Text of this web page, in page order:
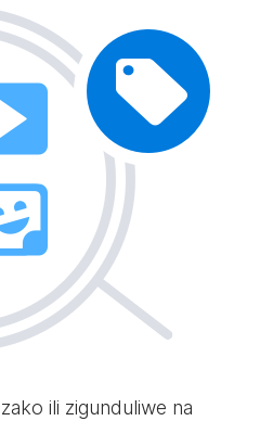
ili zigunduliwe na